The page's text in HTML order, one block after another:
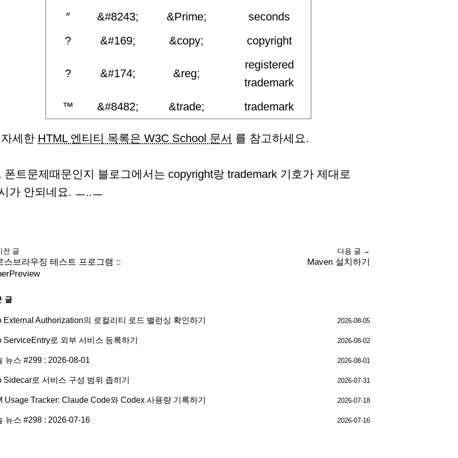
″
&#8243; &Prime;
seconds
?
&#169; &copy; copyright
? &#174; &reg;
registered
trademark
™
&#8482; &trade; trademark
세한 HTML 엔티티 목록은 W3C School 문서 를 참고하세요.
폰트문제때문인지 블로그에서는 copyright랑 trademark 기호가 제대로
가 안되네요. ㅡ..ㅡ
전 글
스브라우징 테스트 프로그램 ::
다음 글 →
Maven 설치하기
글
External Authorization의 로컬리티 로드 밸런싱 확인하기 2026-08-05
ServiceEntry로 외부 서비스 등록하기 2026-08-02
뉴스 #299 : 2026-08-01 2026-08-01
Sidecar로 서비스 구성 범위 좁히기 2026-07-31
Usage Tracker: Claude Code와 Codex 사용량 기록하기 2026-07-18
뉴스 #298 : 2026-07-16 2026-07-16